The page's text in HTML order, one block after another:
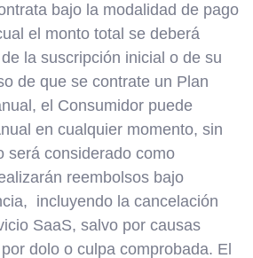
bajo la modalidad de pago
el monto total se deberá
la suscripción inicial o de su
de que se contrate un Plan
el Consumidor puede
en cualquier momento, sin
será considerado como
reembolsos bajo
incluyendo la cancelación
SaaS, salvo por causas
dolo o culpa comprobada. El